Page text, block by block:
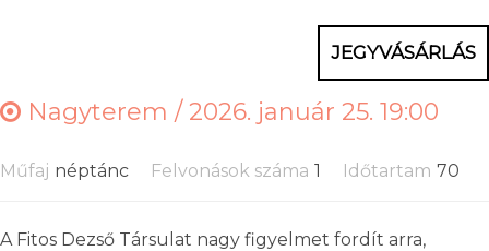
JEGYVÁSÁRLÁS
Nagyterem /2026. január 25. 19:00
Műfaj néptánc Felvonások száma 1 Időtartam 70
A Fitos Dezső Társulat nagy figyelmet fordít arra,